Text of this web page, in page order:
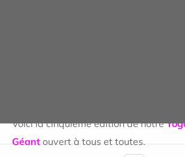
Voici la cinquième édition de notre
Géant ouvert à tous et toutes.